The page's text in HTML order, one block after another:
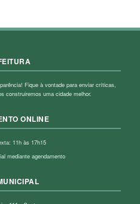
Fique à vontade para enviar críticas,
construiremos uma cidade melhor.
ONLINE
11h às 17h15
mediante agendamento